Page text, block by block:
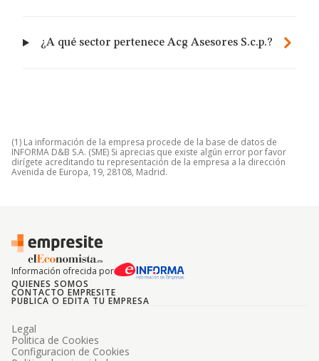
¿A qué sector pertenece Acg Asesores S.c.p.?
(1) La información de la empresa procede de la base de datos de
INFORMA D&B S.A. (SME) Si aprecias que existe algún error por favor
dirígete acreditando tu representación de la empresa a la dirección
Avenida de Europa, 19, 28108, Madrid.
Información ofrecida por
QUIENES SOMOS
CONTACTO EMPRESITE
PUBLICA O EDITA TU EMPRESA
Legal
Politica de Cookies
Configuracion de Cookies